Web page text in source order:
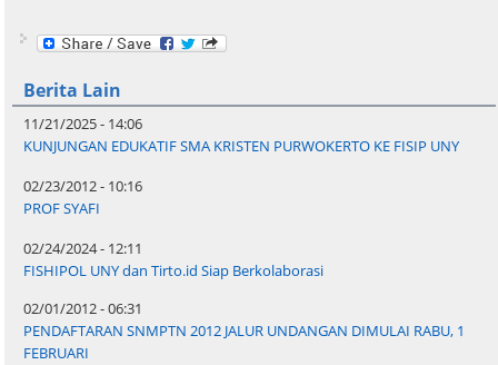
Berita Lain
11/21/2025 - 14:06
KUNJUNGAN EDUKATIF SMA KRISTEN PURWOKERTO KE FISIP UNY
02/23/2012 - 10:16
PROF SYAFI
02/24/2024 - 12:11
FISHIPOL UNY dan Tirto.id Siap Berkolaborasi
02/01/2012 - 06:31
PENDAFTARAN SNMPTN 2012 JALUR UNDANGAN DIMULAI RABU, 1
FEBRUARI